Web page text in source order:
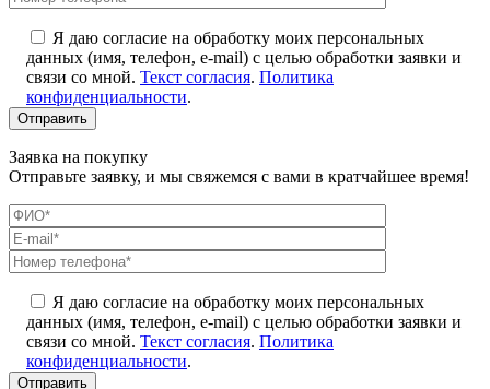
Я даю согласие на обработку моих персональных
данных (имя, телефон, e-mail) с целью обработки заявки и
связи со мной. Текст согласия. Политика
конфиденциальности.
Заявка на покупку
Отправьте заявку, и мы свяжемся с вами в кратчайшее время!
Я даю согласие на обработку моих персональных
данных (имя, телефон, e-mail) с целью обработки заявки и
связи со мной. Текст согласия. Политика
конфиденциальности.